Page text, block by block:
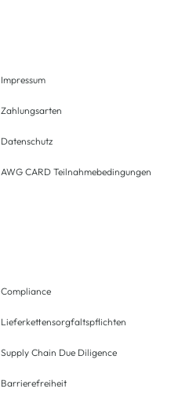
Impressum
Zahlungsarten
Datenschutz
AWG CARD Teilnahmebedingungen
Compliance
Lieferkettensorgfaltspflichten
Supply Chain Due Diligence
Barrierefreiheit